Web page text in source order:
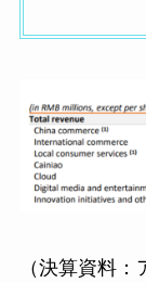
（決算資料